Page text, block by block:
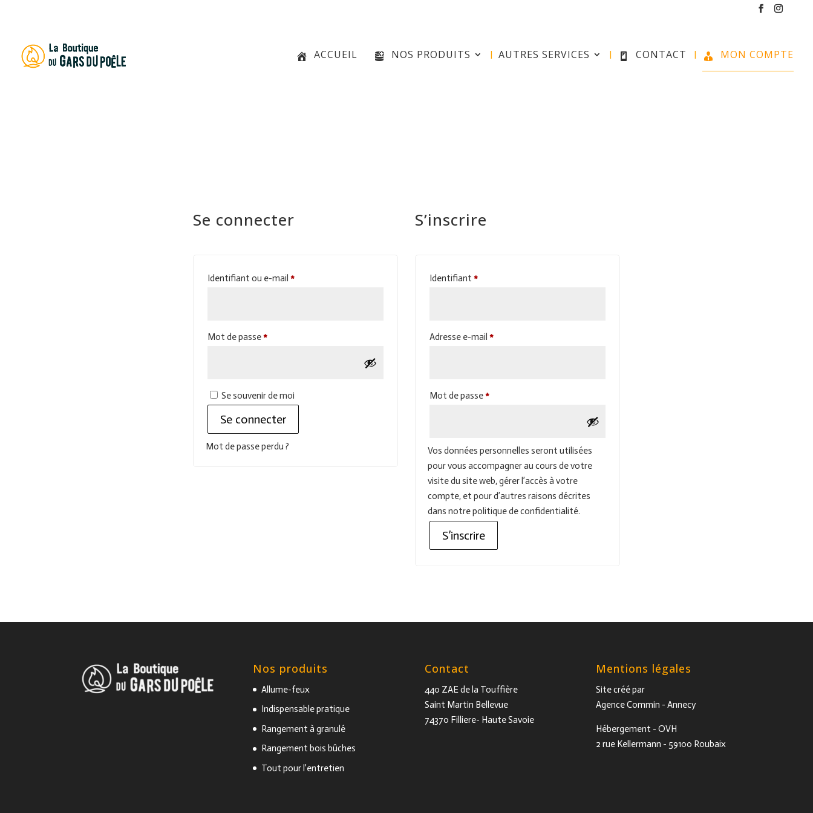
ACCUEIL NOS PRODUITS AUTRES SERVICES CONTACT MON COMPTE
Se connecter
Identifiant ou e-mail *Obligatoire
Mot de passe*Obligatoire
Se souvenir de moi
Se connecter
Mot de passe perdu ?
S’inscrire
Identifiant*Obligatoire
Adresse e-mail*Obligatoire
Mot de passe*Obligatoire
Vos données personnelles seront utilisées
pour vous accompagner au cours de votre
visite du site web, gérer l’accès à votre
compte, et pour d’autres raisons décrites
dans notrepolitique de confidentialité.
S’inscrire
Nos produits
Allume-feux
Indispensable pratique
Rangement à granulé
Rangement bois bûches
Tout pour l’entretien
Contact
440 ZAE de la Touffière
Saint Martin Bellevue
74370 Filliere- Haute Savoie
Mentions légales
Site créé par
Agence Commin - Annecy
Hébergement - OVH
2 rue Kellermann - 59100 Roubaix